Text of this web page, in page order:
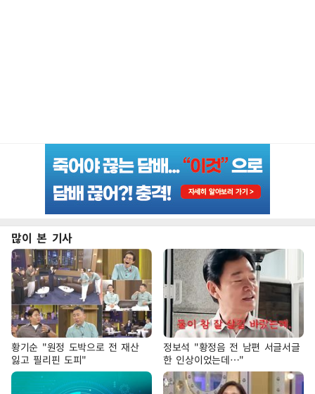
많이 본 기사
황기순 "원정 도박으로 전 재산
잃고 필리핀 도피"
정보석 "황정음 전 남편 서글서글
한 인상이었는데…"